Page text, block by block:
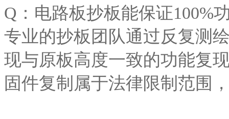
Q：电路板抄板能保证100%
专业的抄板团队通过反复测
现与原板高度一致的功能复
固件复制属于法律限制范围